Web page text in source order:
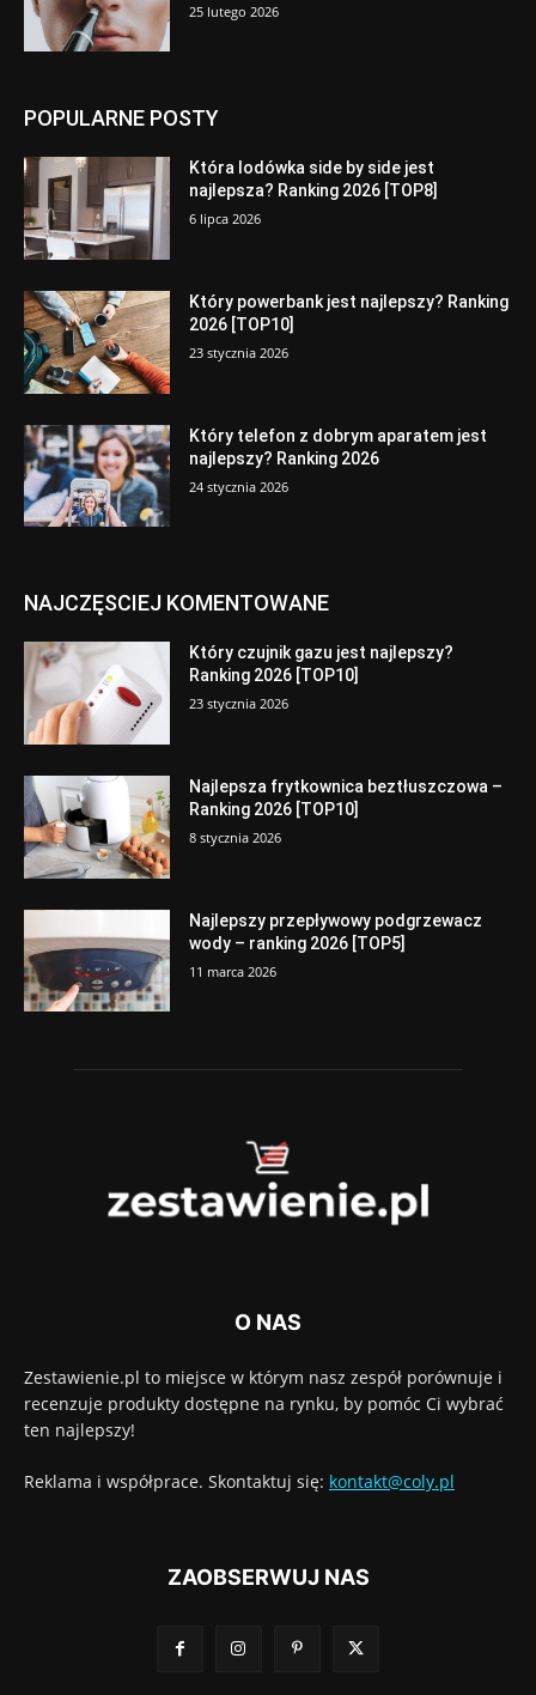
25 lutego 2026
POPULARNE POSTY
Która lodówka side by side jest
najlepsza? Ranking 2026 [TOP8]
6 lipca 2026
Który powerbank jest najlepszy? Ranking
2026 [TOP10]
23 stycznia 2026
Który telefon z dobrym aparatem jest
najlepszy? Ranking 2026
24 stycznia 2026
NAJCZĘSCIEJ KOMENTOWANE
Który czujnik gazu jest najlepszy?
Ranking 2026 [TOP10]
23 stycznia 2026
Najlepsza frytkownica beztłuszczowa –
Ranking 2026 [TOP10]
8 stycznia 2026
Najlepszy przepływowy podgrzewacz
wody – ranking 2026 [TOP5]
11 marca 2026
O NAS
Zestawienie.pl to miejsce w którym nasz zespół porównuje i
recenzuje produkty dostępne na rynku, by pomóc Ci wybrać
ten najlepszy!
Reklama i współprace. Skontaktuj się: kontakt@coly.pl
ZAOBSERWUJ NAS